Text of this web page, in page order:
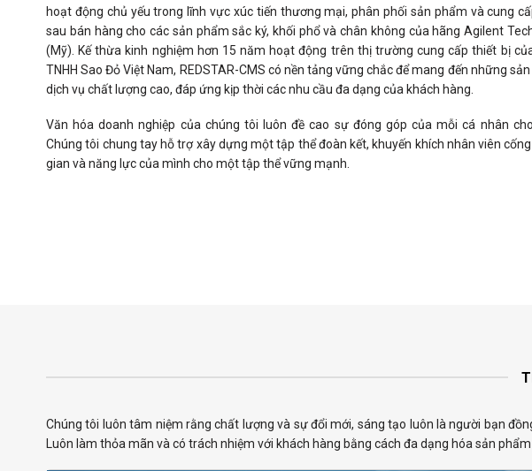
hoạt động chủ yếu trong lĩnh vực xúc tiến thương mại, phân phối sản phẩm và cung
sau bán hàng cho các sản phẩm sắc ký, khối phổ và chân không của hãng Agilent
(Mỹ). Kế thừa kinh nghiệm hơn 15 năm hoạt động trên thị trường cung cấp thiết bị
TNHH Sao Đỏ Việt Nam, REDSTAR-CMS có nền tảng vững chắc để mang đến những
dịch vụ chất lượng cao, đáp ứng kịp thời các nhu cầu đa dạng của khách hàng.
Văn hóa doanh nghiệp của chúng tôi luôn đề cao sự đóng góp của mỗi cá nhân
Chúng tôi chung tay hỗ trợ xây dựng một tập thể đoàn kết, khuyến khích nhân viên
gian và năng lực của mình cho một tập thể vững mạnh.
Chúng tôi luôn tâm niệm rằng chất lượng và sự đổi mới, sáng tạo luôn là người bạn
Luôn làm thỏa mãn và có trách nhiệm với khách hàng bằng cách đa dạng hóa sản